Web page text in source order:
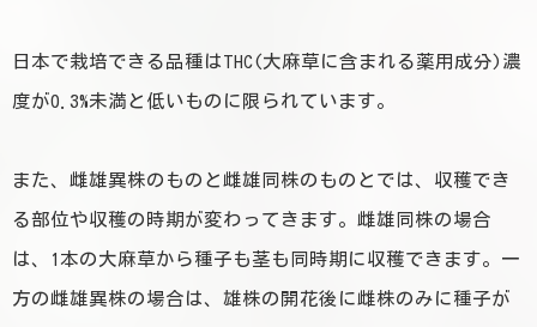
日本で栽培できる品種はTHC(大麻草に含まれる薬用成分)濃
度が0.3%未満と低いものに限られています。
また、雌雄異株のものと雌雄同株のものとでは、収穫でき
る部位や収穫の時期が変わってきます。雌雄同株の場合
は、1本の大麻草から種子も茎も同時期に収穫できます。一
方の雌雄異株の場合は、雄株の開花後に雌株のみに種子が